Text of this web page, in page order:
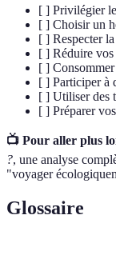
[ ] Privilégier
[ ] Choisir un
[ ] Respecter
[ ] Réduire vos
[ ]
[ ] Participer à
[ ] Utiliser des
[ ] Préparer
📺 Pour aller plus
?, une analyse
"voyager
Glossaire